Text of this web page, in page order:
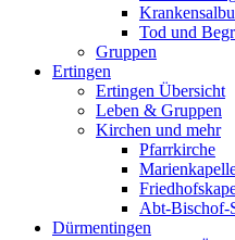
Tod und
Gruppen
Ertingen
Ertingen Übersicht
Leben & Gruppen
Kirchen und mehr
Pfarrkirche
Abt-Bischof-
Dürmentingen